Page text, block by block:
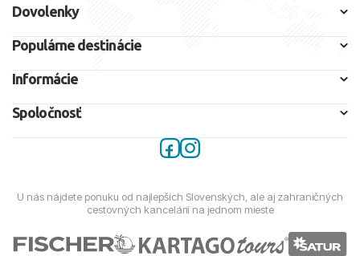
Dovolenky
Populárne destinácie
Informácie
Spoločnosť
U nás nájdete ponuku od najlepších Slovenských, ale aj zahraničných
cestovných kancelárií na jednom mieste